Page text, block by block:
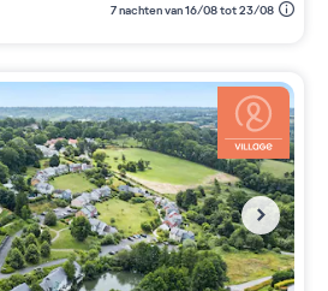
7 nachten van 16/08 tot 23/08